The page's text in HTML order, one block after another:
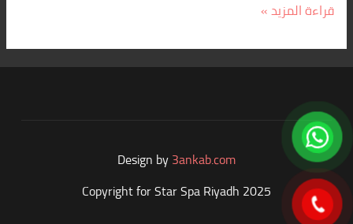
قراءة المزيد »
Design by3ankab.com
Copyright for Star Spa Riyadh 2025